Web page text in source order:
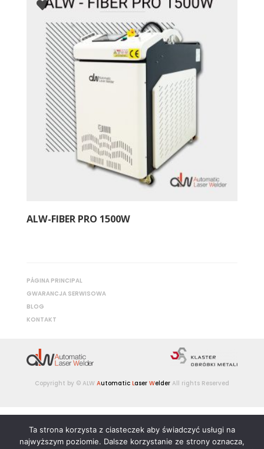
ALW-FIBER PRO 1500W
Copyright by © ALW Automatic Laser Welder All rights Reserved
PÁGINA PRINCIPAL
GWARANCJA SERWISOWA
BLOG
KONTAKT
Español
Francés
Ta strona korzysta z ciasteczek aby świadczyć usługi na
najwyższym poziomie. Dalsze korzystanie ze strony oznacza,